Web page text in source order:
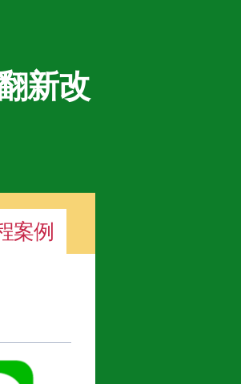
新改
案例